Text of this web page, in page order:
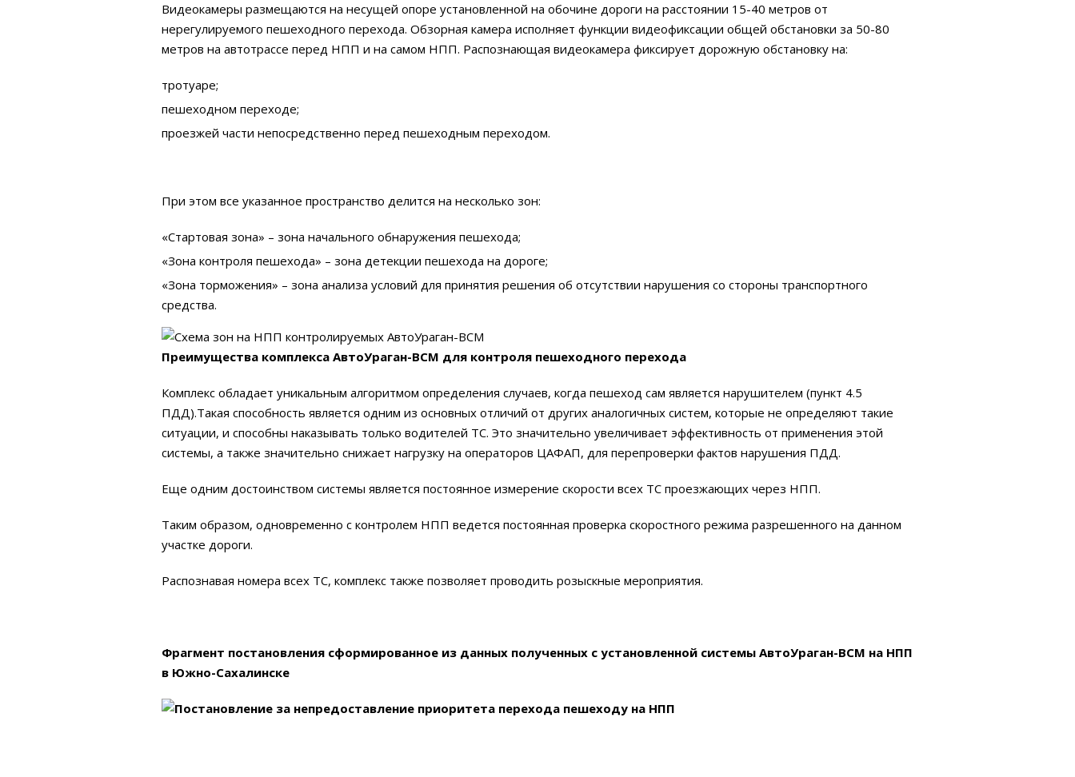
Видеокамеры размещаются на несущей опоре установленной на обочине дороги на расстоянии 15-40 метров от
нерегулируемого пешеходного перехода. Обзорная камера исполняет функции видеофиксации общей обстановки за 50-80
метров на автотрассе перед НПП и на самом НПП. Распознающая видеокамера фиксирует дорожную обстановку на:
тротуаре;
пешеходном переходе;
проезжей части непосредственно перед пешеходным переходом.
При этом все указанное пространство делится на несколько зон:
«Стартовая зона» – зона начального обнаружения пешехода;
«Зона контроля пешехода» – зона детекции пешехода на дороге;
«Зона торможения» – зона анализа условий для принятия решения об отсутствии нарушения со стороны транспортного
средства.
Преимущества комплекса АвтоУраган-ВСМ для контроля пешеходного перехода
Комплекс обладает уникальным алгоритмом определения случаев, когда пешеход сам является нарушителем (пункт 4.5
ПДД).Такая способность является одним из основных отличий от других аналогичных систем, которые не определяют такие
ситуации, и способны наказывать только водителей ТС. Это значительно увеличивает эффективность от применения этой
системы, а также значительно снижает нагрузку на операторов ЦАФАП, для перепроверки фактов нарушения ПДД.
Еще одним достоинством системы является постоянное измерение скорости всех ТС проезжающих через НПП.
Таким образом, одновременно с контролем НПП ведется постоянная проверка скоростного режима разрешенного на данном
участке дороги.
Распознавая номера всех ТС, комплекс также позволяет проводить розыскные мероприятия.
Фрагмент постановления сформированное из данных полученных с установленной системы АвтоУраган-ВСМ на НПП
в Южно-Сахалинске